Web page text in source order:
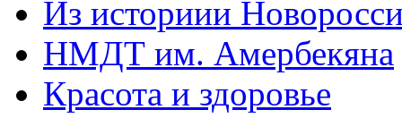
Из историии
НМДТ им. Амербекяна
Красота и здоровье